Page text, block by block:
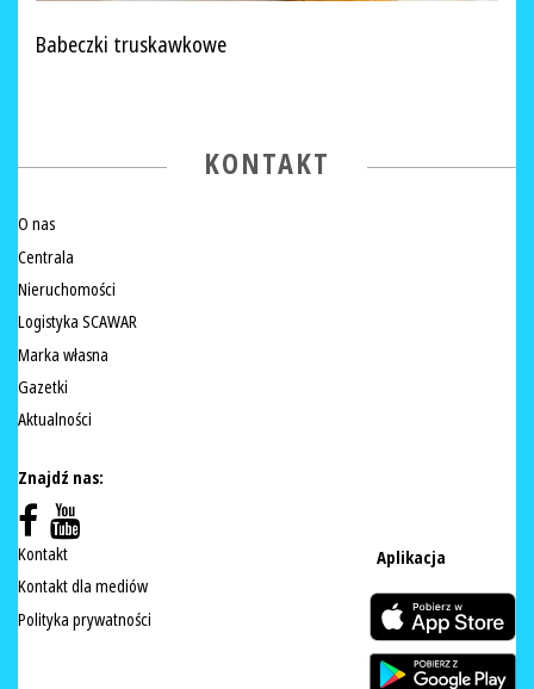
Babeczki truskawkowe
KONTAKT
O nas
Centrala
Nieruchomości
Logistyka SCAWAR
Marka własna
Gazetki
Aktualności
Znajdź nas:
Kontakt
Kontakt dla mediów
Polityka prywatności
Aplikacja